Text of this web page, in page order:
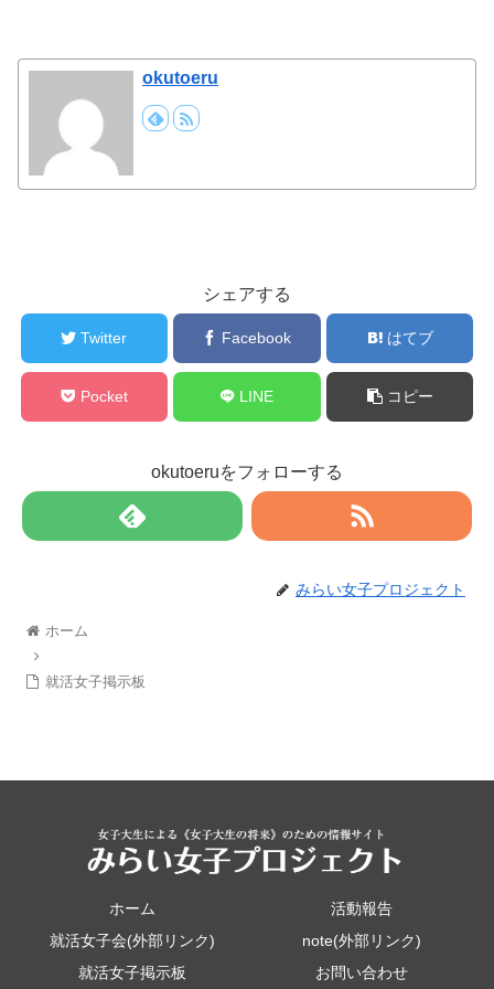
okutoeru
シェアする
Twitter Facebook はてブ
Pocket LINE コピー
okutoeruをフォローする
みらい女子プロジェクト
ホーム
就活女子掲示板
ホーム
活動報告
就活女子会(外部リンク)
note(外部リンク)
就活女子掲示板
お問い合わせ